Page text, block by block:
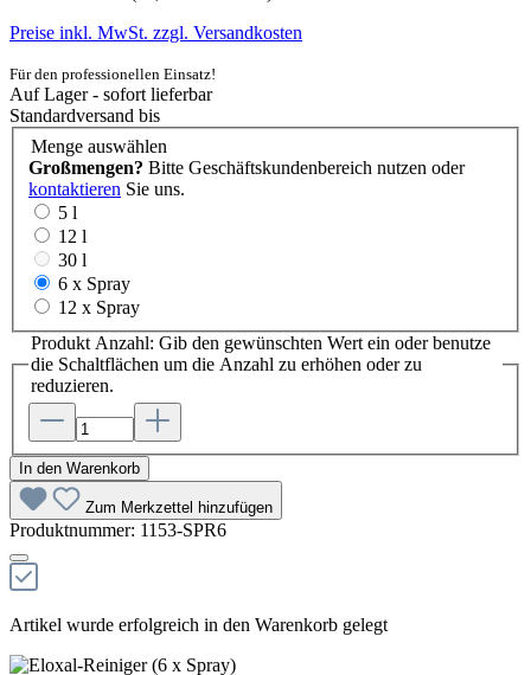
Preise inkl. MwSt. zzgl. Versandkosten
Für den professionellen Einsatz!
Auf Lager - sofort lieferbar
Standardversand bis
Menge auswählen
Großmengen? Bitte Geschäftskundenbereich nutzen oder
kontaktieren Sie uns.
5 l
12 l
30 l
6 x Spray
12 x Spray
Produkt Anzahl: Gib den gewünschten Wert ein oder benutze
die Schaltflächen um die Anzahl zu erhöhen oder zu
reduzieren.
In den Warenkorb
Zum Merkzettel hinzufügen
Produktnummer: 1153-SPR6
Artikel wurde erfolgreich in den Warenkorb gelegt